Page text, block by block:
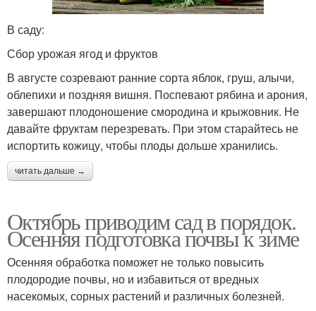
В саду:
Сбор урожая ягод и фруктов
В августе созревают ранние сорта яблок, груш, алычи,
облепихи и поздняя вишня. Поспевают рябина и арония,
завершают плодоношение смородина и крыжовник. Не
давайте фруктам перезревать. При этом старайтесь не
испортить кожицу, чтобы плоды дольше хранились.
читать дальше →
Октябрь приводим сад в порядок.
Осенняя подготовка почвы к зиме
Осенняя обработка поможет не только повысить
плодородие почвы, но и избавиться от вредных
насекомых, сорных растений и различных болезней.